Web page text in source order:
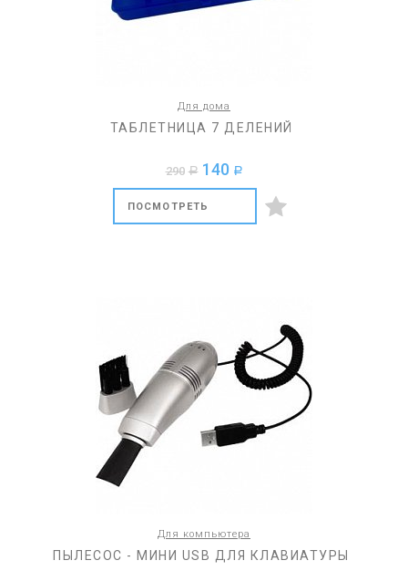
Для дома
ТАБЛЕТНИЦА 7 ДЕЛЕНИЙ
290 a 140 a
ПОСМОТРЕТЬ
Для компьютера
ПЫЛЕСОС - МИНИ USB ДЛЯ КЛАВИАТУРЫ